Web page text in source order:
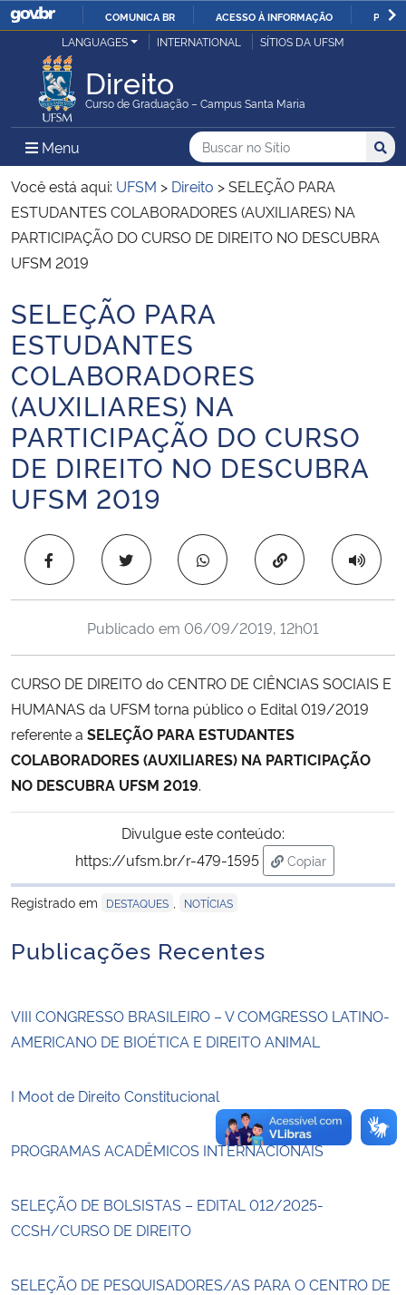
IR
COMUNICA BR ACESSO À INFORMAÇÃO
Ministério da Justiça e Segurança Pública
Ministério da Defesa
Ministério das Relações Exteriores
Ministério da Economia
Ministério da Agricultura, Pecuária e Abastecimento
Ministério da Educação
Ministério da Cidadania
Ministério da Saúde
Ministério da Ciência, Tecnologia, Inovações e Comunicações
Ministério do Desenvolvimento Regional
Controladoria-Geral da União
Secretaria-Geral
Secretaria de Governo
Gabinete de Segurança Institucional
Banco Central do Brasil
Planalto
LANGUAGES INTERNATIONAL SÍTIOS DA UFSM
Direito
Curso de Graduação – Campus Santa Maria
Menu Menu Principal do Sítio
Busca
Buscar no no Sítio
Busca:
Você está aqui: UFSM > Direito >SELEÇÃO PARA
ESTUDANTES COLABORADORES (AUXILIARES) NA
PARTICIPAÇÃO DO CURSO DE DIREITO NO DESCUBRA
UFSM 2019
Início do conteúdo
SELEÇÃO PARA
ESTUDANTES
COLABORADORES
(AUXILIARES) NA
PARTICIPAÇÃO DO CURSO
DE DIREITO NO DESCUBRA
UFSM 2019
Copiar para área
Publicado em 06/09/2019, 12h01
CURSO DE DIREITO do CENTRO DE CIÊNCIAS SOCIAIS E
HUMANAS da UFSM torna público o Edital 019/2019
referente a SELEÇÃO PARA ESTUDANTES
COLABORADORES (AUXILIARES) NA PARTICIPAÇÃO
NO DESCUBRA UFSM 2019.
Divulgue este conteúdo:
https://ufsm.br/r-479-1595
Copiar
para área de
Registrado em
DESTAQUES NOTÍCIAS
Publicações Recentes
VIII CONGRESSO BRASILEIRO – V COMGRESSO LATINO-
AMERICANO DE BIOÉTICA E DIREITO ANIMAL
I Moot de Direito Constitucional
PROGRAMAS ACADÊMICOS INTERNACIONAIS
SELEÇÃO DE BOLSISTAS – EDITAL 012/2025-
CCSH/CURSO DE DIREITO
SELEÇÃO DE PESQUISADORES/AS PARA O CENTRO DE